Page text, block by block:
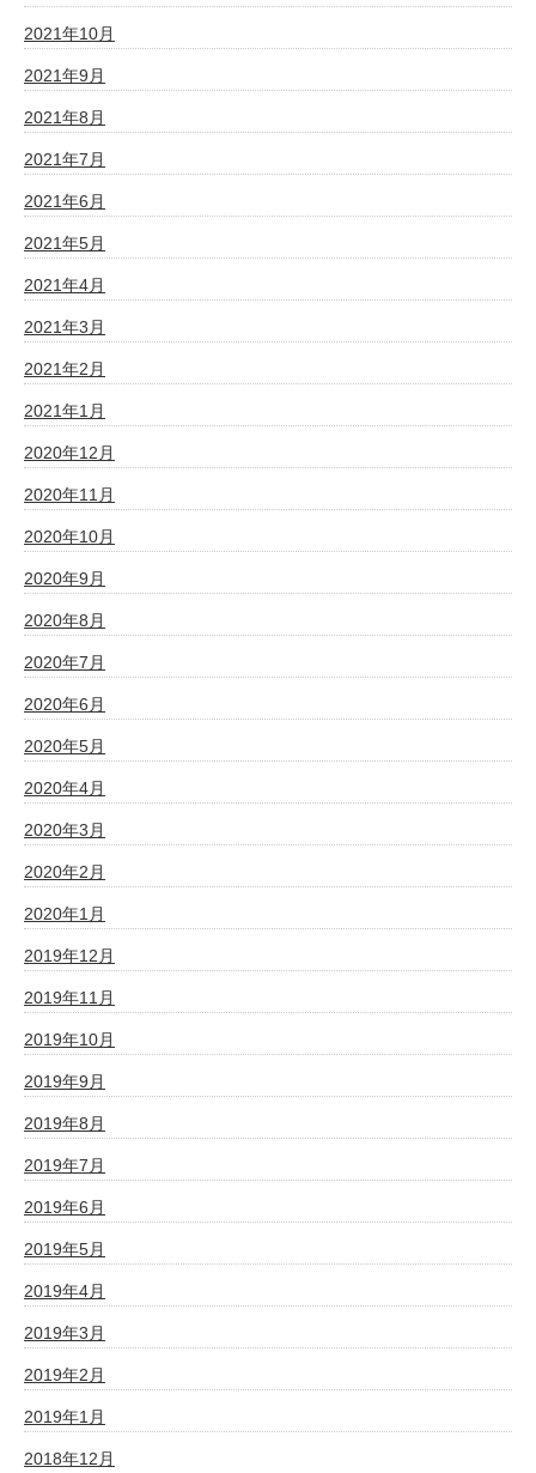
2021年10月
2021年9月
2021年8月
2021年7月
2021年6月
2021年5月
2021年4月
2021年3月
2021年2月
2021年1月
2020年12月
2020年11月
2020年10月
2020年9月
2020年8月
2020年7月
2020年6月
2020年5月
2020年4月
2020年3月
2020年2月
2020年1月
2019年12月
2019年11月
2019年10月
2019年9月
2019年8月
2019年7月
2019年6月
2019年5月
2019年4月
2019年3月
2019年2月
2019年1月
2018年12月